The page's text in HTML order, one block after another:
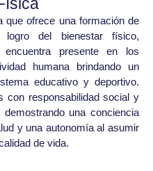
que ofrece una formación de
logro del bienestar físico,
presente en los
humana brindando un
educativo y deportivo.
con responsabilidad social y
una conciencia
y una autonomía al asumir
de vida.